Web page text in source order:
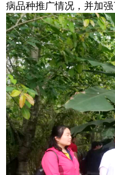
病品种推广情况，并加强